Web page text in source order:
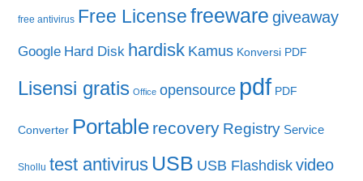
free antivirus Free License freeware giveaway
Google Hard Disk hardisk Kamus Konversi PDF
Lisensi gratis Office opensource pdf PDF
Converter Portable recovery Registry Service
Shollu test antivirus USB USB Flashdisk video